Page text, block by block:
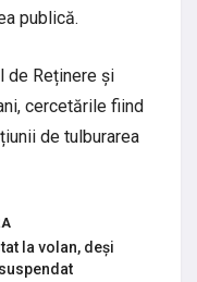
publică.
de Reținere și
cercetările fiind
de tulburarea
la volan, deși